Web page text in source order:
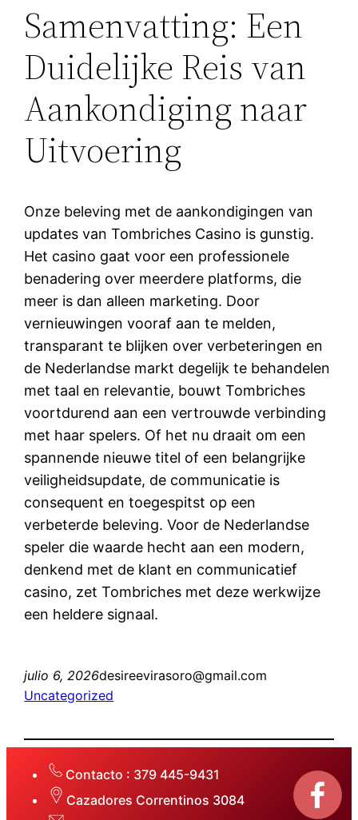
Samenvatting: Een
Duidelijke Reis van
Aankondiging naar
Uitvoering
Onze beleving met de aankondigingen van
updates van Tombriches Casino is gunstig.
Het casino gaat voor een professionele
benadering over meerdere platforms, die
meer is dan alleen marketing. Door
vernieuwingen vooraf aan te melden,
transparant te blijken over verbeteringen en
de Nederlandse markt degelijk te behandelen
met taal en relevantie, bouwt Tombriches
voortdurend aan een vertrouwde verbinding
met haar spelers. Of het nu draait om een
spannende nieuwe titel of een belangrijke
veiligheidsupdate, de communicatie is
consequent en toegespitst op een
verbeterde beleving. Voor de Nederlandse
speler die waarde hecht aan een modern,
denkend met de klant en communicatief
casino, zet Tombriches met deze werkwijze
een heldere signaal.
julio 6, 2026desireevirasoro@gmail.com
Uncategorized
Contacto : 379 445-9431
Cazadores Correntinos 3084